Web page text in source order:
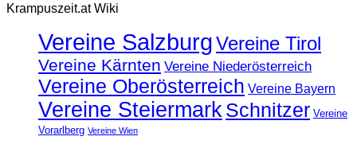
Krampuszeit.at Wiki
Vereine SalzburgVereine Tirol
Vereine Kärnten Vereine Niederösterreich
Vereine Oberösterreich Vereine Bayern
Vereine Steiermark Schnitzer Vereine
Vorarlberg Vereine Wien